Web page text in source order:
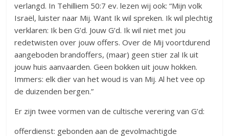
verlangd. In Tehilliem 50:7 ev. lezen wij ook: “Mijn volk
Israël, luister naar Mij. Want Ik wil spreken. Ik wil plechtig
verklaren: Ik ben G’d. Jouw G’d. Ik wil niet met jou
redetwisten over jouw offers. Over de Mij voortdurend
aangeboden brandoffers, (maar) geen stier zal Ik uit
jouw huis aanvaarden. Geen bokken uit jouw hokken.
Immers: elk dier van het woud is van Mij. Al het vee op
de duizenden bergen.”
Er zijn twee vormen van de cultische verering van G’d:
offerdienst: gebonden aan de gevolmachtigde